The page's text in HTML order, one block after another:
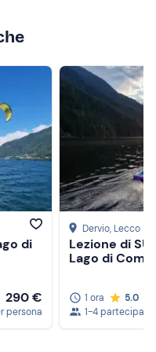
di
290 €
persona
Dervio, Lecco
Lezione di
Lago di Como
1 ora
5.0
1-4 partecipanti